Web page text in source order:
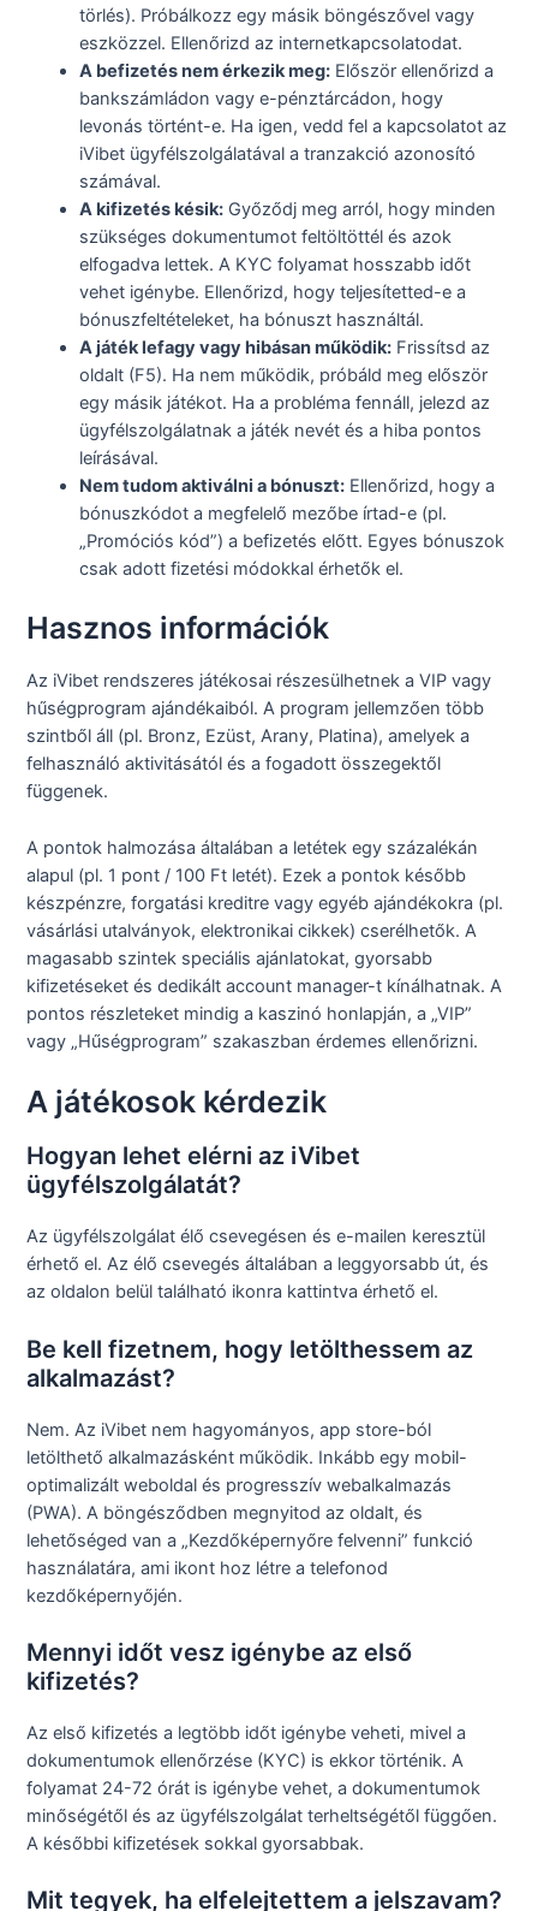
törlés). Próbálkozz egy másik böngészővel vagy
eszközzel. Ellenőrizd az internetkapcsolatodat.
A befizetés nem érkezik meg: Először ellenőrizd a
bankszámládon vagy e-pénztárcádon, hogy
levonás történt-e. Ha igen, vedd fel a kapcsolatot az
iVibet ügyfélszolgálatával a tranzakció azonosító
számával.
A kifizetés késik: Győződj meg arról, hogy minden
szükséges dokumentumot feltöltöttél és azok
elfogadva lettek. A KYC folyamat hosszabb időt
vehet igénybe. Ellenőrizd, hogy teljesítetted-e a
bónuszfeltételeket, ha bónuszt használtál.
A játék lefagy vagy hibásan működik: Frissítsd az
oldalt (F5). Ha nem működik, próbáld meg először
egy másik játékot. Ha a probléma fennáll, jelezd az
ügyfélszolgálatnak a játék nevét és a hiba pontos
leírásával.
Nem tudom aktiválni a bónuszt: Ellenőrizd, hogy a
bónuszkódot a megfelelő mezőbe írtad-e (pl.
„Promóciós kód”) a befizetés előtt. Egyes bónuszok
csak adott fizetési módokkal érhetők el.
Hasznos információk
Az iVibet rendszeres játékosai részesülhetnek a VIP vagy
hűségprogram ajándékaiból. A program jellemzően több
szintből áll (pl. Bronz, Ezüst, Arany, Platina), amelyek a
felhasználó aktivitásától és a fogadott összegektől
függenek.
A pontok halmozása általában a letétek egy százalékán
alapul (pl. 1 pont / 100 Ft letét). Ezek a pontok később
készpénzre, forgatási kreditre vagy egyéb ajándékokra (pl.
vásárlási utalványok, elektronikai cikkek) cserélhetők. A
magasabb szintek speciális ajánlatokat, gyorsabb
kifizetéseket és dedikált account manager-t kínálhatnak. A
pontos részleteket mindig a kaszinó honlapján, a „VIP”
vagy „Hűségprogram” szakaszban érdemes ellenőrizni.
A játékosok kérdezik
Hogyan lehet elérni az iVibet
ügyfélszolgálatát?
Az ügyfélszolgálat élő csevegésen és e-mailen keresztül
érhető el. Az élő csevegés általában a leggyorsabb út, és
az oldalon belül található ikonra kattintva érhető el.
Be kell fizetnem, hogy letölthessem az
alkalmazást?
Nem. Az iVibet nem hagyományos, app store-ból
letölthető alkalmazásként működik. Inkább egy mobil-
optimalizált weboldal és progresszív webalkalmazás
(PWA). A böngésződben megnyitod az oldalt, és
lehetőséged van a „Kezdőképernyőre felvenni” funkció
használatára, ami ikont hoz létre a telefonod
kezdőképernyőjén.
Mennyi időt vesz igénybe az első
kifizetés?
Az első kifizetés a legtöbb időt igénybe veheti, mivel a
dokumentumok ellenőrzése (KYC) is ekkor történik. A
folyamat 24-72 órát is igénybe vehet, a dokumentumok
minőségétől és az ügyfélszolgálat terheltségétől függően.
A későbbi kifizetések sokkal gyorsabbak.
Mit tegyek, ha elfelejtettem a jelszavam?